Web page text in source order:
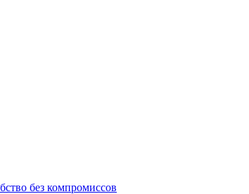
без компромиссов